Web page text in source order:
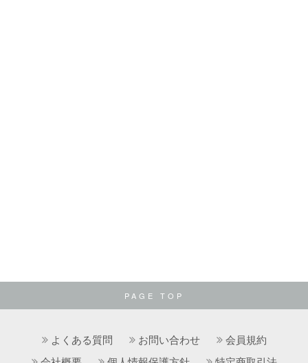
PAGE TOP
よくある質問 お問い合わせ
会員規約